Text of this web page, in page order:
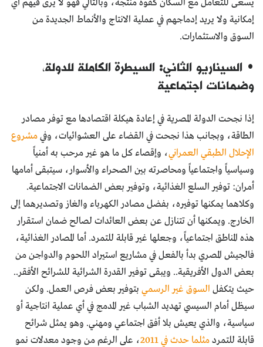
يسعى للتعامل مع السكان كقوة منتجة، وبالتالي فهو لا يرى فيهم أي
إمكانية ولا يريد إدماجهم في عملية الانتاج والأنماط الجديدة من
السوق والاستثمارات.
• السيناريو الثاني: السيطرة الكاملة للدولة،
وضمانات اجتماعية
إذا نجحت الدولة المصرية في إعادة هيكلة اقتصادها مع توفر مصادر
الطاقة، وبجانب هذا نجحت في القضاء على العشوائيات، وفيمشروع
الإحلال الطبقي العمراني، وإقصاء كل ما هو غير مرحب به أمنياً
وسياسياً واجتماعياً ومحاصرته بين الصحراء والأسوار، سيتبقى أمامها
أمران: توفير السلع الغذائية، وتوفير بعض الضمانات الاجتماعية.
وكلاهما يمكنها توفيره، بفضل مصادر الكهرباء والغاز وتصديرهما إلى
الخارج. ويمكنها أن تتنازل عن بعض العائدات لصالح ضمان استقرار
هذه المناطق اجتماعياً، وجعلها غير قابلة للتمرد. أما المصادر الغذائية،
فالجيش المصري بدأ بالفعل في مشاريع استيراد اللحوم والدواجن من
بعض الدول الأفريقية.. ويبقى توفير القدرة الشرائية للشرائح الأفقر..
حيث يتكفل السوق غير الرسمي بتوفير بعض فرص العمل. ولكن
سيظل أمام السيسي تهديد الشباب غير المدمج في أي عملية انتاجية أو
سياسية، والذي يعيش بلا أفق اجتماعي ومهني. وهو يمثل شرائح
قابلة للتمردمثلما حدث في 2011
، على الرغم من وجود معدلات نمو